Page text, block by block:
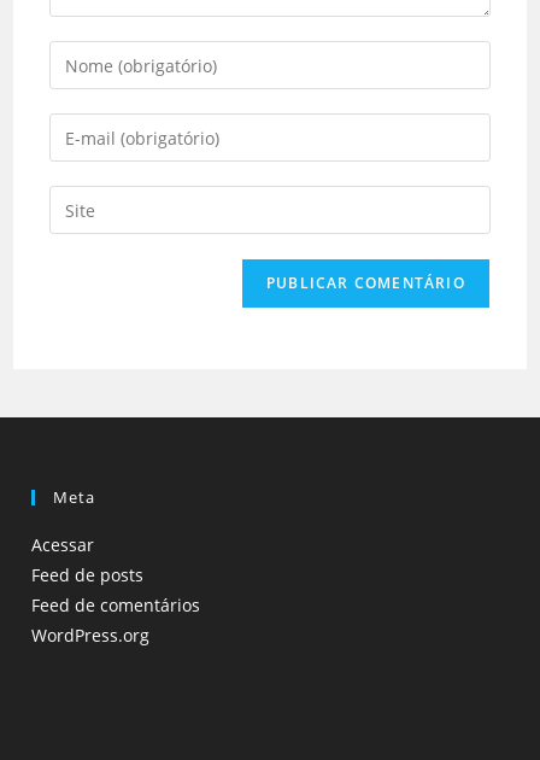
Meta
Acessar
Feed de posts
Feed de comentários
WordPress.org